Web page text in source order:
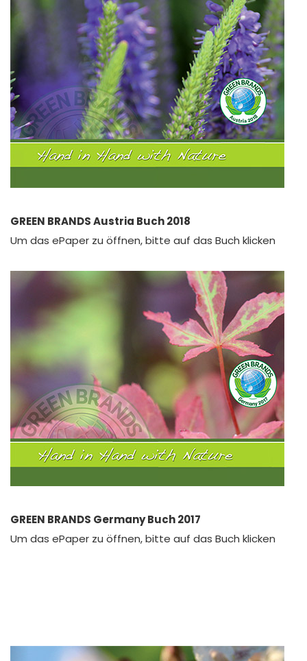
GREEN BRANDS Austria Buch 2018
Um das ePaper zu öffnen, bitte auf das Buch klicken
GREEN BRANDS Germany Buch 2017
Um das ePaper zu öffnen, bitte auf das Buch klicken